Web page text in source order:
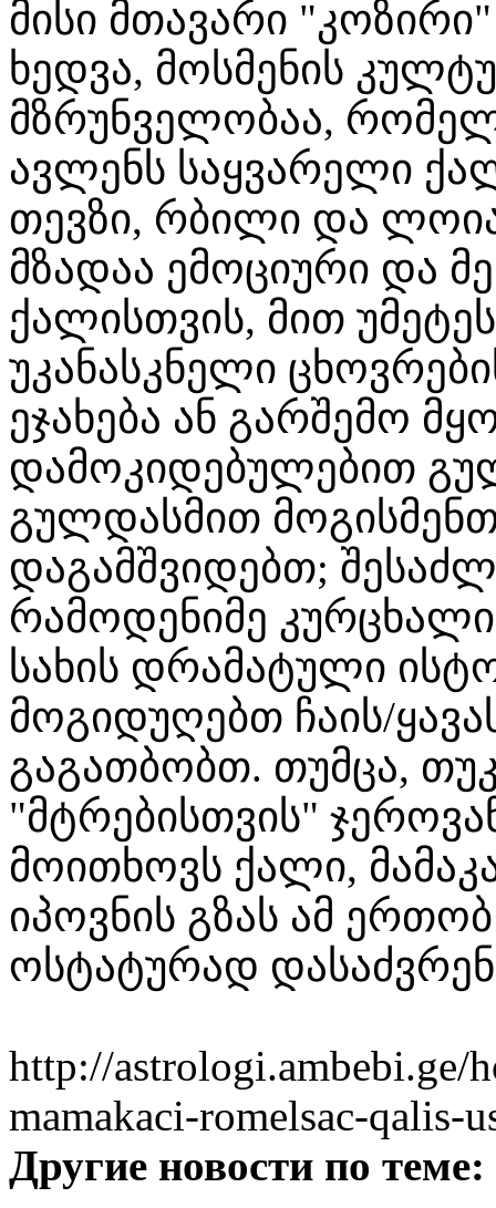
მისი მთავარი
ხედვა, მოსმენის
მზრუნველობაა,
ავლენს საყვარელი
თევზი, რბილი და
მზადაა ემოციური და
ქალისთვის, მით
უკანასკნელი
ეჯახება ან გარშემო
დამოკიდებულებით
გულდასმით
დაგამშვიდებთ;
რამოდენიმე
სახის დრამატული
მოგიდუღებთ ჩაის/
გაგათბობთ. თუმცა,
"მტრებისთვის"
მოითხოვს ქალი,
იპოვნის გზას ამ
ოსტატურად
http://astrologi.ambebi.ge/
mamakaci-romelsac-qalis-
Другие новости по теме: